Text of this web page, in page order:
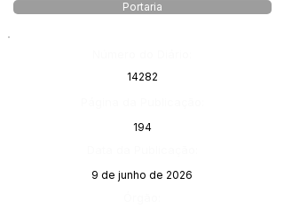
Portaria
14282
194
9 de junho de 2026